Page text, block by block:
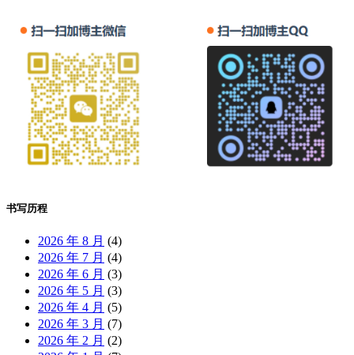
书写历程
2026 年 8 月 (4)
2026 年 7 月 (4)
2026 年 6 月 (3)
2026 年 5 月 (3)
2026 年 4 月 (5)
2026 年 3 月 (7)
2026 年 2 月 (2)